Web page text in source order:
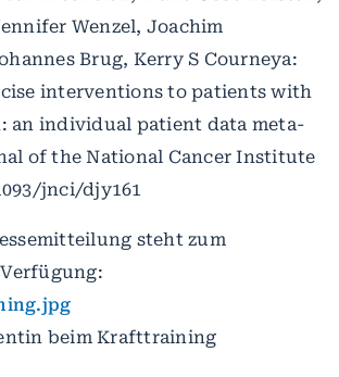
Wenzel, Joachim
Brug, Kerry S Courneya:
interventions to patients with
an individual patient data meta-
of the National Cancer Institute
jnci/djy161
steht zum
beim Krafttraining